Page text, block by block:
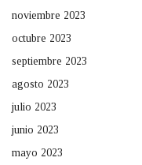
noviembre 2023
octubre 2023
septiembre 2023
agosto 2023
julio 2023
junio 2023
mayo 2023